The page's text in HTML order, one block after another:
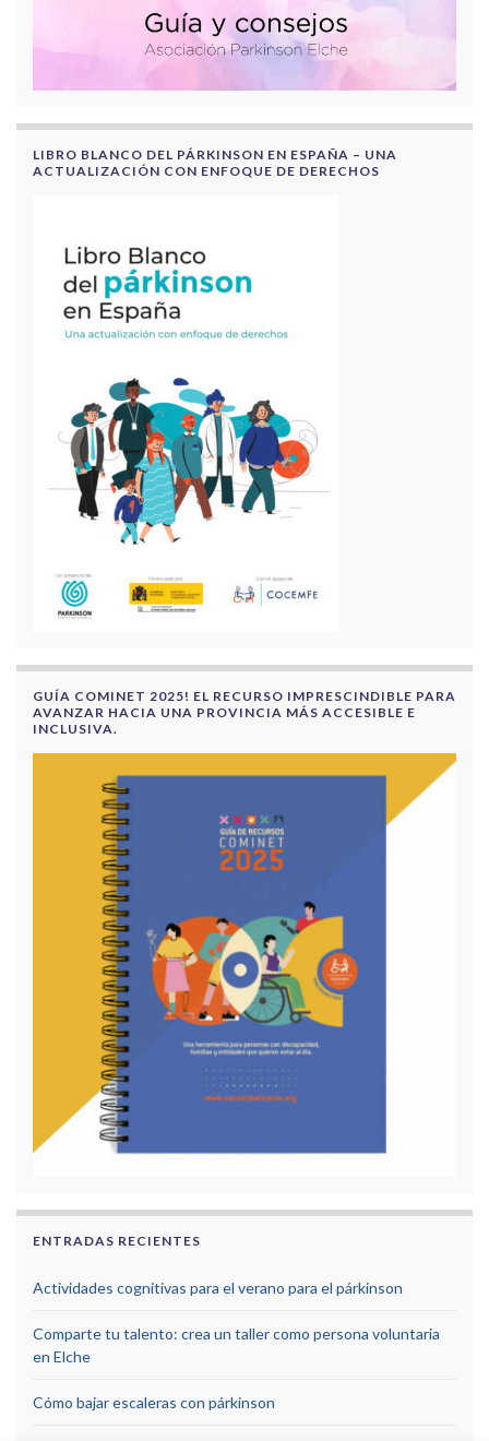
LIBRO BLANCO DEL PÁRKINSON EN ESPAÑA – UNA
ACTUALIZACIÓN CON ENFOQUE DE DERECHOS
GUÍA COMINET 2025! EL RECURSO IMPRESCINDIBLE PARA
AVANZAR HACIA UNA PROVINCIA MÁS ACCESIBLE E
INCLUSIVA.
ENTRADAS RECIENTES
Actividades cognitivas para el verano para el párkinson
Comparte tu talento: crea un taller como persona voluntaria
en Elche
Cómo bajar escaleras con párkinson